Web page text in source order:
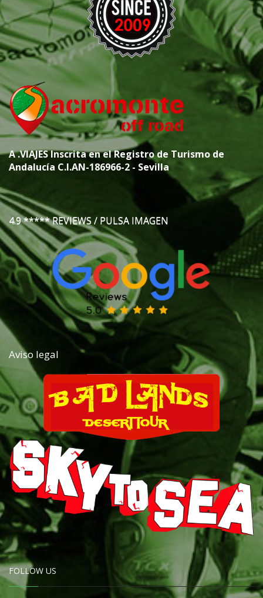
A.VIAJESInscrita en el Registro de Turismo de
Andalucía C.I.AN-186966-2 - Sevilla
4.9 ***** REVIEWS / PULSA IMAGEN
Aviso legal
FOLLOW US